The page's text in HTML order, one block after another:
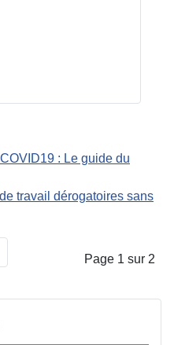
: Le guide du
travail dérogatoires sans
Page 1 sur 2